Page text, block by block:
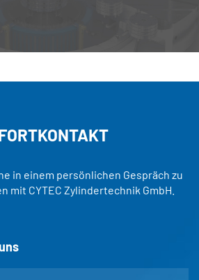
in einem persönlichen Gespräch zu
mit CYTEC Zylindertechnik GmbH.